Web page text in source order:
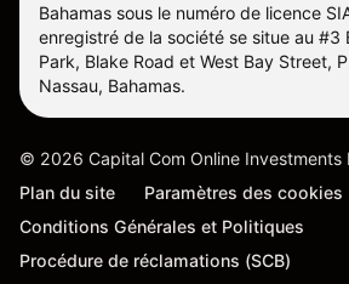
Bahamas sous le numéro de licence
enregistré de la société se situe au #3
Park, Blake Road et West Bay Street,
Nassau, Bahamas.
© 2026 Capital Com Online Investments
Plan du site
Paramètres des cookies
Conditions Générales et Politiques
Procédure de réclamations (SCB)